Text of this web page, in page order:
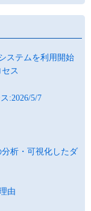
ステムを利用開始
ス
:2026/5/7
分析・可視化したダ
由